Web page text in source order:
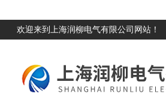
欢迎来到上海润柳电气有限公司网站！